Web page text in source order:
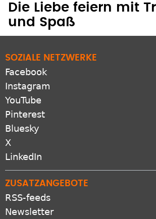
Die Liebe feiern mit
und Spaß
SOZIALE NETZWERKE
Facebook
Instagram
YouTube
Pinterest
Bluesky
X
LinkedIn
ZUSATZANGEBOTE
RSS-feeds
Newsletter